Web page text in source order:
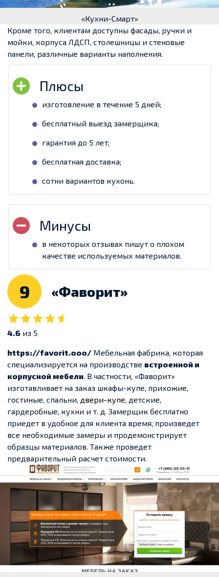
«Кухни-Смарт»
Кроме того, клиентам доступны фасады, ручки и
мойки, корпуса ЛДСП, столешницы и стеновые
панели, различные варианты наполнения.
изготовление в течение 5 дней;
бесплатный выезд замерщика;
гарантия до 5 лет;
бесплатная доставка;
сотни вариантов кухонь.
в некоторых отзывах пишут о плохом
качестве используемых материалов.
9 «Фаворит»
4.6 из 5
https://favorit.ooo/ Мебельная фабрика, которая
специализируется на производстве встроенной и
корпусной мебели. В частности, «Фаворит»
изготавливает на заказ шкафы-купе, прихожие,
гостиные, спальни, двери-купе, детские,
гардеробные, кухни и т. д. Замерщик бесплатно
приедет в удобное для клиента время, произведет
все необходимые замеры и продемонстрирует
образцы материалов. Также проведет
предварительный расчет стоимости.